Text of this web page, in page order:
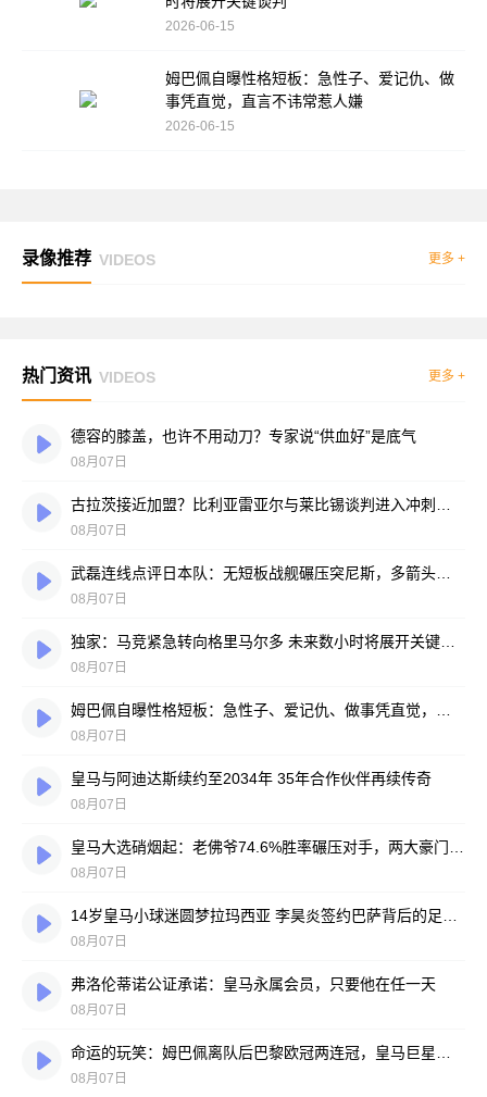
2026-06-15
姆巴佩自曝性格短板：急性子、爱记仇、做
事凭直觉，直言不讳常惹人嫌
2026-06-15
录像推荐 VIDEOS 更多 +
热门资讯 VIDEOS 更多 +
德容的膝盖，也许不用动刀？专家说“供血好”是底气
08月07日
08月07日
08月07日
08月07日
08月07日
皇马与阿迪达斯续约至2034年 35年合作伙伴再续传奇
08月07日
08月07日
08月07日
弗洛伦蒂诺公证承诺：皇马永属会员，只要他在任一天
08月07日
08月07日